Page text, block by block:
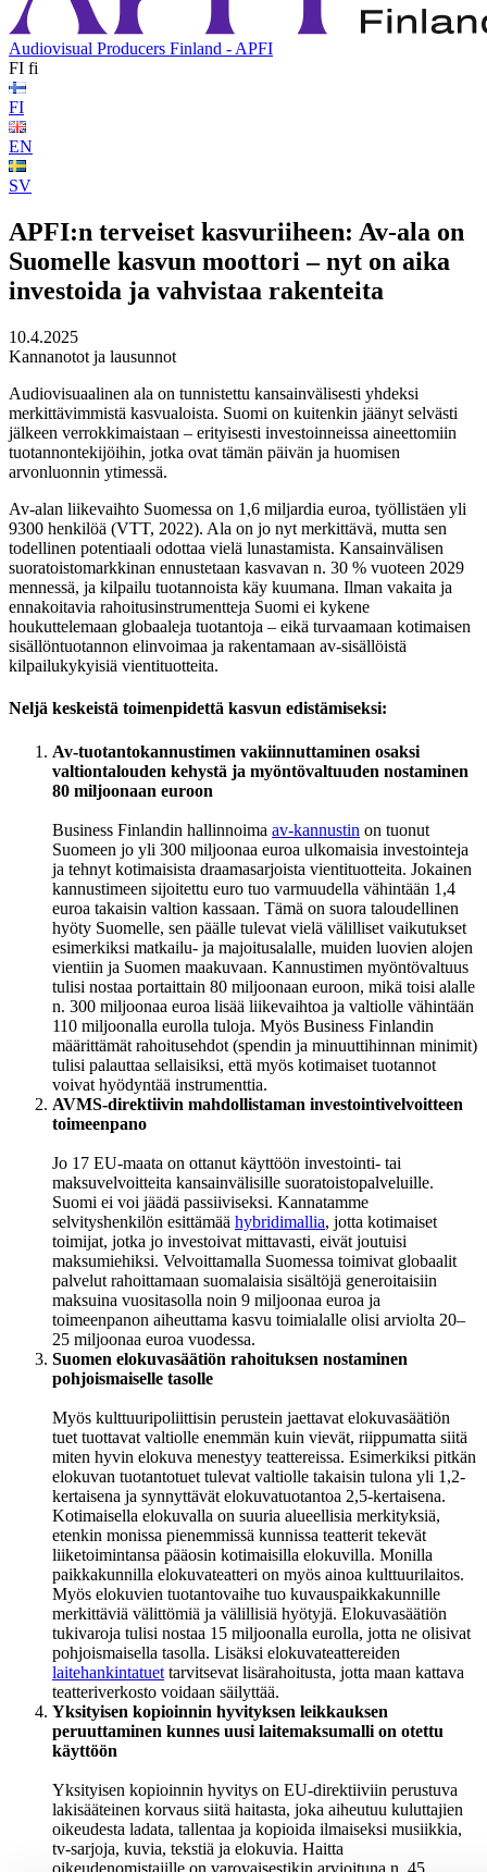
Audiovisual Producers Finland - APFI
FI fi
FI
EN
SV
APFI:n terveiset kasvuriiheen: Av-ala on
Suomelle kasvun moottori – nyt on aika
investoida ja vahvistaa rakenteita
10.4.2025
Kannanotot ja lausunnot
Audiovisuaalinen ala on tunnistettu kansainvälisesti yhdeksi
merkittävimmistä kasvualoista. Suomi on kuitenkin jäänyt selvästi
jälkeen verrokkimaistaan – erityisesti investoinneissa aineettomiin
tuotannontekijöihin, jotka ovat tämän päivän ja huomisen
arvonluonnin ytimessä.
Av-alan liikevaihto Suomessa on 1,6 miljardia euroa, työllistäen yli
9300 henkilöä (VTT, 2022). Ala on jo nyt merkittävä, mutta sen
todellinen potentiaali odottaa vielä lunastamista. Kansainvälisen
suoratoistomarkkinan ennustetaan kasvavan n. 30 % vuoteen 2029
mennessä, ja kilpailu tuotannoista käy kuumana. Ilman vakaita ja
ennakoitavia rahoitusinstrumentteja Suomi ei kykene
houkuttelemaan globaaleja tuotantoja – eikä turvaamaan kotimaisen
sisällöntuotannon elinvoimaa ja rakentamaan av-sisällöistä
kilpailukykyisiä vientituotteita.
Neljä keskeistä toimenpidettä kasvun edistämiseksi:
Av-tuotantokannustimen vakiinnuttaminen osaksi
valtiontalouden kehystä ja myöntövaltuuden nostaminen
80 miljoonaan euroon
Business Finlandin hallinnoima av-kannustin on tuonut
Suomeen jo yli 300 miljoonaa euroa ulkomaisia investointeja
ja tehnyt kotimaisista draamasarjoista vientituotteita. Jokainen
kannustimeen sijoitettu euro tuo varmuudella vähintään 1,4
euroa takaisin valtion kassaan. Tämä on suora taloudellinen
hyöty Suomelle, sen päälle tulevat vielä välilliset vaikutukset
esimerkiksi matkailu- ja majoitusalalle, muiden luovien alojen
vientiin ja Suomen maakuvaan. Kannustimen myöntövaltuus
tulisi nostaa portaittain 80 miljoonaan euroon, mikä toisi alalle
n. 300 miljoonaa euroa lisää liikevaihtoa ja valtiolle vähintään
110 miljoonalla eurolla tuloja. Myös Business Finlandin
määrittämät rahoitusehdot (spendin ja minuuttihinnan minimit)
tulisi palauttaa sellaisiksi, että myös kotimaiset tuotannot
voivat hyödyntää instrumenttia.
AVMS-direktiivin mahdollistaman investointivelvoitteen
toimeenpano
Jo 17 EU-maata on ottanut käyttöön investointi- tai
maksuvelvoitteita kansainvälisille suoratoistopalveluille.
Suomi ei voi jäädä passiiviseksi. Kannatamme
selvityshenkilön esittämää hybridimallia, jotta kotimaiset
toimijat, jotka jo investoivat mittavasti, eivät joutuisi
maksumiehiksi. Velvoittamalla Suomessa toimivat globaalit
palvelut rahoittamaan suomalaisia sisältöjä generoitaisiin
maksuina vuositasolla noin 9 miljoonaa euroa ja
toimeenpanon aiheuttama kasvu toimialalle olisi arviolta 20–
25 miljoonaa euroa vuodessa.
Suomen elokuvasäätiön rahoituksen nostaminen
pohjoismaiselle tasolle
Myös kulttuuripoliittisin perustein jaettavat elokuvasäätiön
tuet tuottavat valtiolle enemmän kuin vievät, riippumatta siitä
miten hyvin elokuva menestyy teattereissa. Esimerkiksi pitkän
elokuvan tuotantotuet tulevat valtiolle takaisin tulona yli 1,2-
kertaisena ja synnyttävät elokuvatuotantoa 2,5-kertaisena.
Kotimaisella elokuvalla on suuria alueellisia merkityksiä,
etenkin monissa pienemmissä kunnissa teatterit tekevät
liiketoimintansa pääosin kotimaisilla elokuvilla. Monilla
paikkakunnilla elokuvateatteri on myös ainoa kulttuurilaitos.
Myös elokuvien tuotantovaihe tuo kuvauspaikkakunnille
merkittäviä välittömiä ja välillisiä hyötyjä. Elokuvasäätiön
tukivaroja tulisi nostaa 15 miljoonalla eurolla, jotta ne olisivat
pohjoismaisella tasolla. Lisäksi elokuvateattereiden
laitehankintatuet tarvitsevat lisärahoitusta, jotta maan kattava
teatteriverkosto voidaan säilyttää.
Yksityisen kopioinnin hyvityksen leikkauksen
peruuttaminen kunnes uusi laitemaksumalli on otettu
käyttöön
Yksityisen kopioinnin hyvitys on EU-direktiiviin perustuva
lakisääteinen korvaus siitä haitasta, joka aiheutuu kuluttajien
oikeudesta ladata, tallentaa ja kopioida ilmaiseksi musiikkia,
tv-sarjoja, kuvia, tekstiä ja elokuvia. Haitta
oikeudenomistajille on varovaisestikin arvioituna n. 45